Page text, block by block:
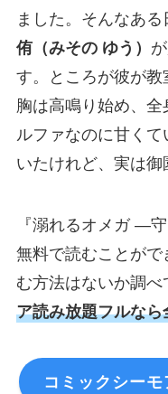
ました。そんなあ
侑（みその ゆう）
す。ところが彼が
胸は高鳴り始め、
ルファなのに甘く
いたけれど、実は
『溺れるオメガ ―
無料で読むことが
む方法はないか調べ
ア読み放題フルな
コミックシー